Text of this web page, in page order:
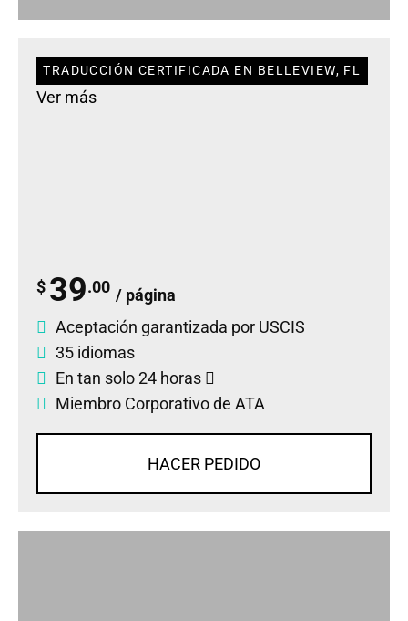
TRADUCCIÓN CERTIFICADA EN BELLEVIEW, FL
Ver más
$ 39.00 / página
Aceptación garantizada por USCIS
35 idiomas
En tan solo 24 horas
Miembro Corporativo de ATA
HACER PEDIDO